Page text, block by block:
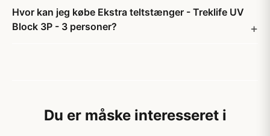
Hvor kan jeg købe Ekstra teltstænger - Treklife UV
Block 3P - 3 personer?
Du er måske interesseret i